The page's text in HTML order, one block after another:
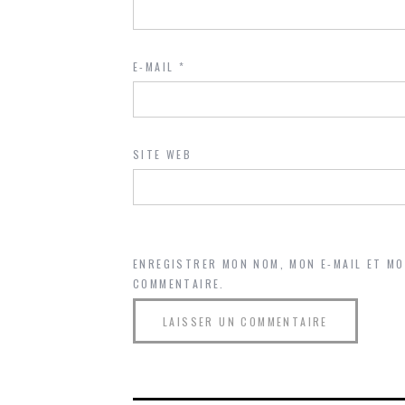
E-MAIL *
SITE WEB
ENREGISTRER MON NOM, MON E-MAIL ET
COMMENTAIRE.